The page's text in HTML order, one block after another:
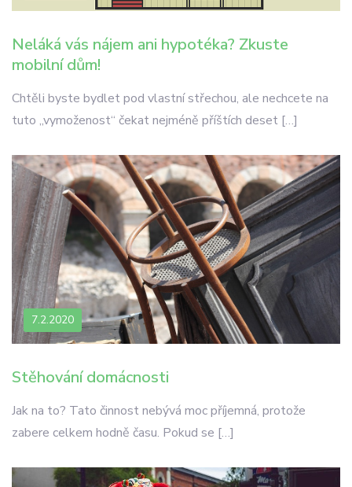
Neláká vás nájem ani hypotéka? Zkuste
mobilní dům!
Chtěli byste bydlet pod vlastní střechou, ale nechcete na
tuto „vymoženost“ čekat nejméně příštích deset […]
7.2.2020
Stěhování domácnosti
Jak na to? Tato činnost nebývá moc příjemná, protože
zabere celkem hodně času. Pokud se […]